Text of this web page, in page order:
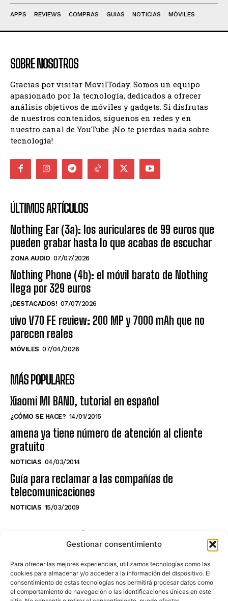
Gestionar consentimiento
Para ofrecer las mejores experiencias, utilizamos tecnologías como las
cookies para almacenar y/o acceder a la información del dispositivo. El
consentimiento de estas tecnologías nos permitirá procesar datos como
el comportamiento de navegación o las identificaciones únicas en este
APPS REVIEWS COMPRAS GUIAS NOTICIAS MÓVILES
SOBRE NOSOTROS
Gracias por visitar MovilToday. Somos un equipo
apasionado por la tecnología, dedicados a ofrecer
análisis objetivos de móviles y gadgets. Si disfrutas
de nuestros contenidos, síguenos en redes y en
nuestro canal de YouTube. ¡No te pierdas nada sobre
tecnología!
ÚLTIMOS ARTÍCULOS
Nothing Ear (3a): los auriculares de 99 euros que
pueden grabar hasta lo que acabas de escuchar
ZONA AUDIO 07/07/2026
Nothing Phone (4b): el móvil barato de Nothing
llega por 329 euros
¡DESTACADOS! 07/07/2026
vivo V70 FE review: 200 MP y 7000 mAh que no
parecen reales
MÓVILES 07/04/2026
MÁS POPULARES
Xiaomi MI BAND, tutorial en español
¿CÓMO SE HACE? 14/01/2015
amena ya tiene número de atención al cliente
gratuito
NOTICIAS 04/03/2014
Guía para reclamar a las compañías de
telecomunicaciones
NOTICIAS 15/03/2009
NO TE PIERDAS LO ÚLTIMO DEL CANAL
Haz clic en «Estoy de acuerdo» para